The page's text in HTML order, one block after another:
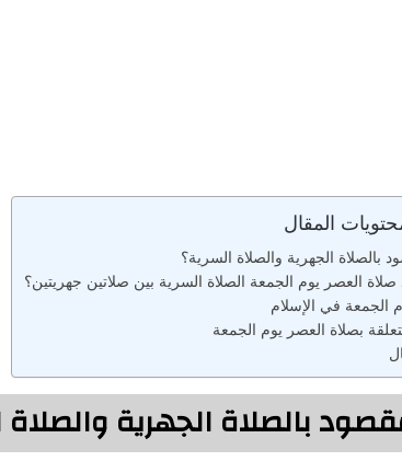
المقال
بالصلاة الجهرية والصلاة السرية؟
صلاة العصر يوم الجمعة الصلاة السرية بين صلاتين جهريتين؟
الجمعة في الإسلام
بصلاة العصر يوم الجمعة
بالصلاة الجهرية والصلاة